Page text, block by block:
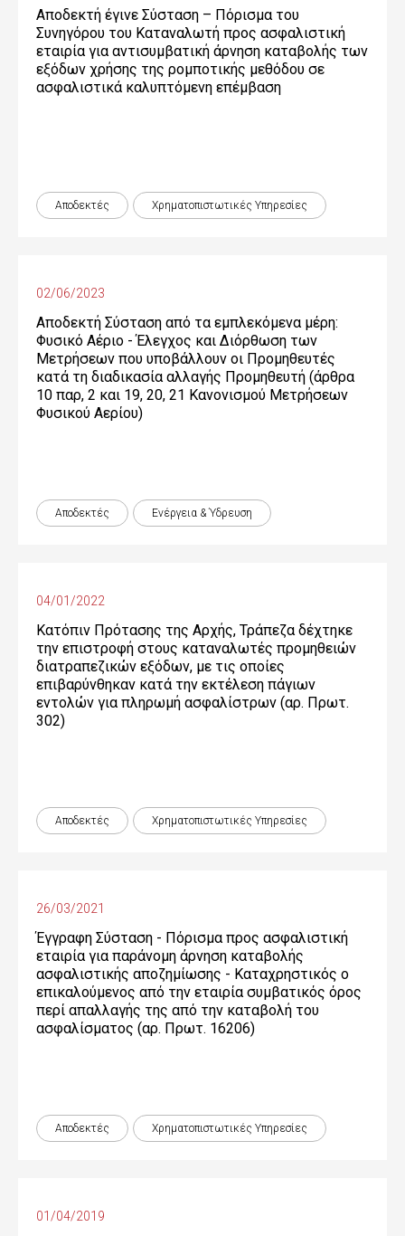
Αποδεκτή έγινε Σύσταση – Πόρισμα του
Συνηγόρου του Καταναλωτή προς ασφαλιστική
εταιρία για αντισυμβατική άρνηση καταβολής των
εξόδων χρήσης της ρομποτικής μεθόδου σε
ασφαλιστικά καλυπτόμενη επέμβαση
Αποδεκτές Χρηματοπιστωτικές Yπηρεσίες
02/06/2023
Αποδεκτή Σύσταση από τα εμπλεκόμενα μέρη:
Φυσικό Αέριο - Έλεγχος και Διόρθωση των
Μετρήσεων που υποβάλλουν οι Προμηθευτές
κατά τη διαδικασία αλλαγής Προμηθευτή (άρθρα
10 παρ, 2 και 19, 20, 21 Κανονισμού Μετρήσεων
Φυσικού Αερίου)
Αποδεκτές Ενέργεια & Ύδρευση
04/01/2022
Κατόπιν Πρότασης της Αρχής, Τράπεζα δέχτηκε
την επιστροφή στους καταναλωτές προμηθειών
διατραπεζικών εξόδων, με τις οποίες
επιβαρύνθηκαν κατά την εκτέλεση πάγιων
εντολών για πληρωμή ασφαλίστρων (αρ. Πρωτ.
302)
Αποδεκτές Χρηματοπιστωτικές Yπηρεσίες
26/03/2021
Έγγραφη Σύσταση - Πόρισμα προς ασφαλιστική
εταιρία για παράνομη άρνηση καταβολής
ασφαλιστικής αποζημίωσης - Καταχρηστικός ο
επικαλούμενος από την εταιρία συμβατικός όρος
περί απαλλαγής της από την καταβολή του
ασφαλίσματος (αρ. Πρωτ. 16206)
Αποδεκτές Χρηματοπιστωτικές Yπηρεσίες
01/04/2019